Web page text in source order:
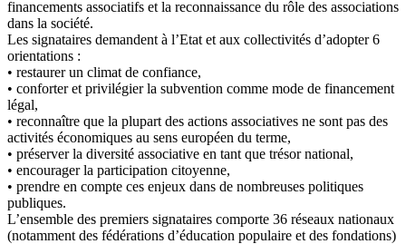
financements associatifs et la reconnaissance du rôle des associations
dans la société.
Les signataires demandent à l’Etat et aux collectivités d’adopter 6
orientations :
• restaurer un climat de confiance,
• conforter et privilégier la subvention comme mode de financement
légal,
• reconnaître que la plupart des actions associatives ne sont pas des
activités économiques au sens européen du terme,
• préserver la diversité associative en tant que trésor national,
• encourager la participation citoyenne,
• prendre en compte ces enjeux dans de nombreuses politiques
publiques.
L’ensemble des premiers signataires comporte 36 réseaux nationaux
(notamment des fédérations d’éducation populaire et des fondations)